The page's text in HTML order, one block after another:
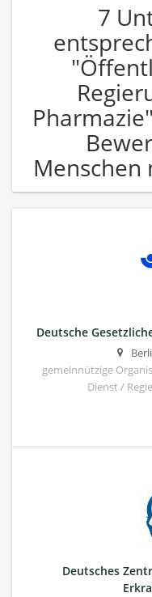
7
Menschen
Deutsche
gemeinnützige
Dienst /
Deutsches